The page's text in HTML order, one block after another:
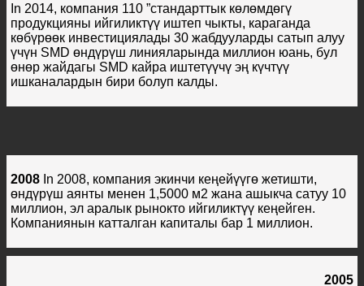
In 2014, компания 110 ”стандарттык көлөмдөгү
продукцияны ийгиликтүү иштеп чыкты, караганда
көбүрөөк инвестициялады 30 жабдууларды сатып алуу
үчүн SMD өндүрүш линияларында миллион юань, бул
өнөр жайдагы SMD кайра иштетүүчү эң күчтүү
ишканалардын бири болуп калды.
2008 In 2008, компания экинчи кеңейүүгө жетишти,
өндүрүш аянты менен 1,5000 м2 жана ашыкча сатуу 10
миллион, эл аралык рынокто ийгиликтүү кеңейген.
Компаниянын катталган капиталы бар 1 миллион.
2005